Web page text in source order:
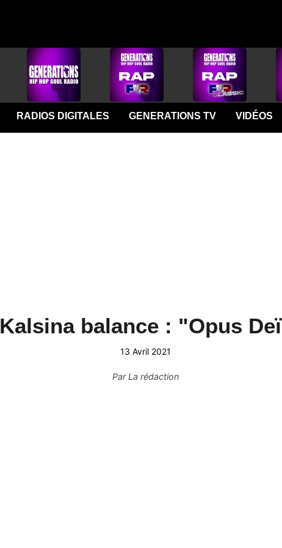
RADIOS DIGITALES GENERATIONS TV VIDÉOS
Kalsina balance : "Opus
13 Avril 2021
ParLa rédaction